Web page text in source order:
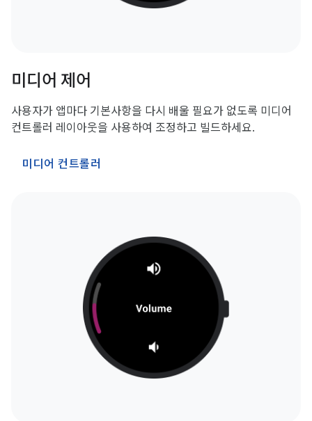
미디어 제어
사용자가 앱마다 기본사항을 다시 배울 필요가 없도록 미디어
컨트롤러 레이아웃을 사용하여 조정하고 빌드하세요.
미디어 컨트롤러